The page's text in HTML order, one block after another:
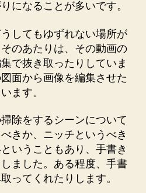
になることが多いです。
してもゆずれない場所が
のあたりは、その動画の
で抜き取ったりしていま
面から画像を編集させた
ます。
除をするシーンについて
きか、ニッチというべき
いうこともあり、手書き
ました。ある程度、手書
ってくれたりします。